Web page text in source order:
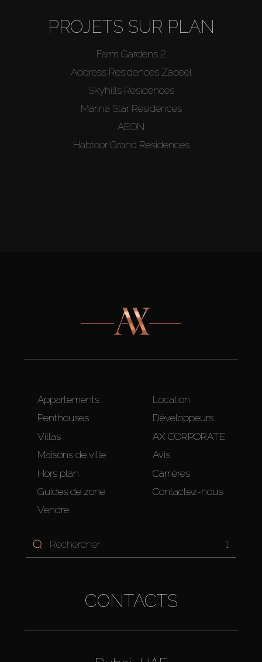
PROJETS SUR PLAN
Farm Gardens 2
Address Residences Zabeel
Skyhills Residences
Marina Star Residences
AEON
Habtoor Grand Residences
Appartements
Penthouses
Villas
Maisons de ville
Hors plan
Guides de zone
Vendre
Location
Développeurs
AX CORPORATE
Avis
Carrières
Contactez-nous
1
CONTACTS